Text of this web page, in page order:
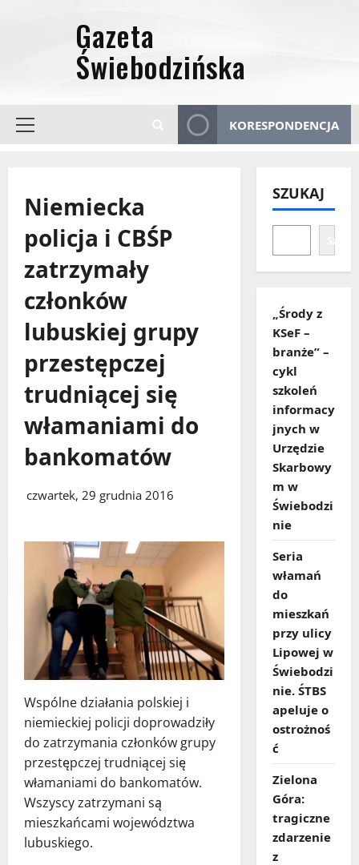
Menu
KORESPONDENCJA
Niemiecka
policja i CBŚP
zatrzymały
członków
lubuskiej grupy
przestępczej
trudniącej się
włamaniami do
bankomatów
czwartek, 29 grudnia 2016
Wspólne działania polskiej i
niemieckiej policji doprowadziły
do zatrzymania członków grupy
przestępczej trudniącej się
włamaniami do bankomatów.
Wszyscy zatrzymani są
mieszkańcami województwa
lubuskiego.
SZUKAJ
„Środy z
KSeF –
branże” –
cykl
szkoleń
informacy
jnych w
Urzędzie
Skarbowy
m w
Świebodzi
nie
Seria
włamań
do
mieszkań
przy ulicy
Lipowej w
Świebodzi
nie. ŚTBS
apeluje o
ostrożnoś
ć
Zielona
Góra:
tragiczne
zdarzenie
z